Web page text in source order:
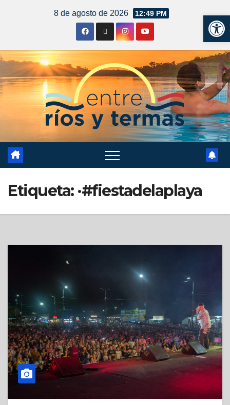
8 de agosto de 2026 12:49 PM
Etiqueta: ·#fiestadelaplaya